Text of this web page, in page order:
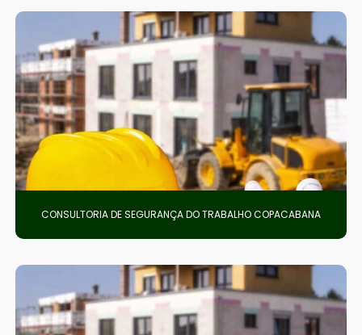
CONSULTORIA DE SEGURANÇA DO TRABALHO COPACABANA